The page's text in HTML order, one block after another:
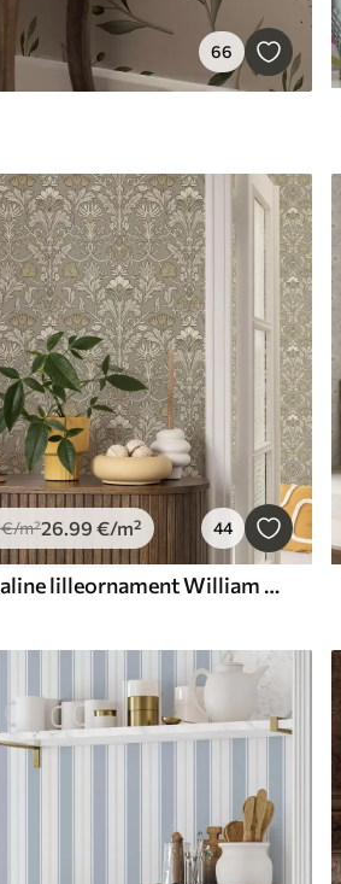
66
€/m²26.99 €/m² 44
Klassikaline lilleornament William Morrise stiilis